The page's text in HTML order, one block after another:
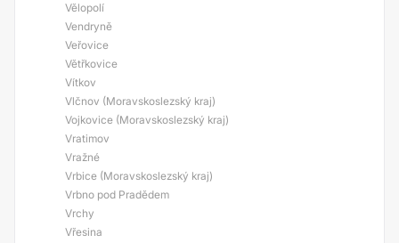
Vělopolí
Vendryně
Veřovice
Větřkovice
Vítkov
Vlčnov (Moravskoslezský kraj)
Vojkovice (Moravskoslezský kraj)
Vratimov
Vražné
Vrbice (Moravskoslezský kraj)
Vrbno pod Pradědem
Vrchy
Vřesina